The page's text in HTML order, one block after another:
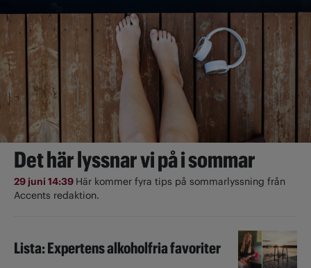
Det här lyssnar vi på i sommar
29 juni 14:39 Här kommer fyra tips på sommarlyssning från
Accents redaktion.
Lista: Expertens alkoholfria favoriter